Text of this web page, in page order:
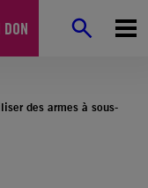
des armes à sous-